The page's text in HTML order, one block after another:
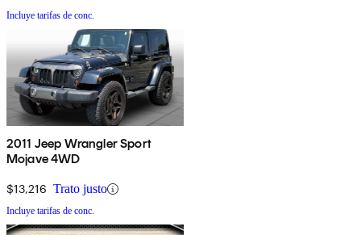
Incluye tarifas de conc.
2011 Jeep Wrangler Sport
Mojave 4WD
$13,216 Trato justo
Incluye tarifas de conc.